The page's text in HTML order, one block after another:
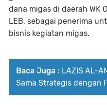
dana migas di daerah WK
LEB, sebagai penerima
bisnis kegiatan migas.
Baca Juga : LAZIS AL-
Sama Strategis dengan